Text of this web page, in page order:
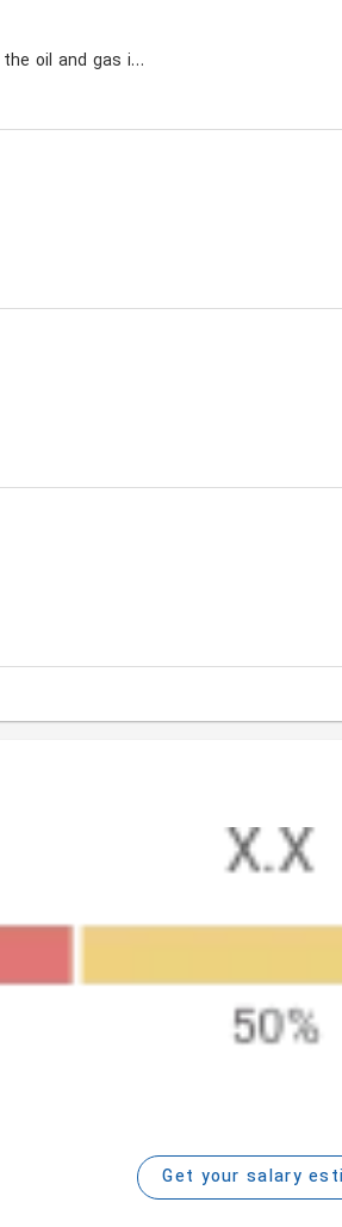
A multinational company active in the oil and gas industry
Get your salary